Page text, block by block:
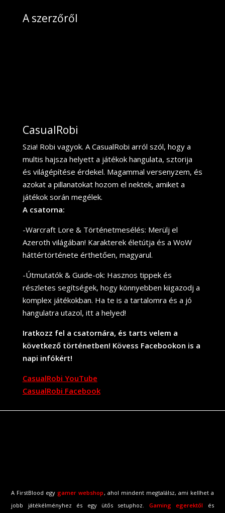
A szerzőről
CasualRobi
Szia! Robi vagyok. A CasualRobi arról szól, hogy a
multis hajsza helyett a játékok hangulata, sztorija
és világépítése érdekel. Magammal versenyzem, és
azokat a pillanatokat hozom el nektek, amiket a
játékok során megélek.
A csatorna:
-Warcraft Lore & Történetmesélés: Merülj el
Azeroth világában! Karakterek életútja és a WoW
háttértörténete érthetően, magyarul.
-Útmutatók & Guide-ok: Hasznos tippek és
részletes segítségek, hogy könnyebben kiigazodj a
komplex játékokban. Ha te is a tartalomra és a jó
hangulatra utazol, itt a helyed!
Iratkozz fel a csatornára, és tarts velem a
következő történetben! Kövess Facebookon is a
napi infókért!
CasualRobi YouTube
CasualRobi Facebook
A FirstBlood egygamer webshop , ahol mindent megtalálsz, ami kellhet a
jobb játékélményhez és egy ütős setuphoz. Gaming egerektől és